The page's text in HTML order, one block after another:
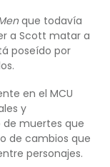
que todavía
a Scott matar a
poseído por
en el MCU
y
de muertes que
de cambios que
personajes.